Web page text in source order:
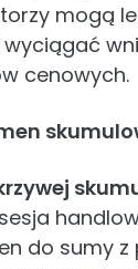
mogą
wyciągać
cenowych.
do sumy z